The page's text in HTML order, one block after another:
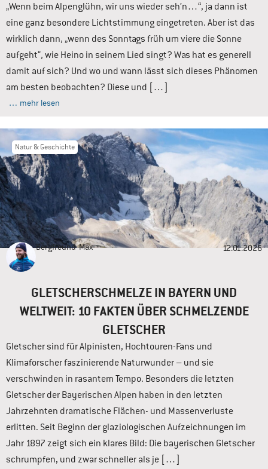
„Wenn beim Alpenglühn, wir uns wieder seh’n…“, ja dann ist
eine ganz besondere Lichtstimmung eingetreten. Aber ist das
wirklich dann, „wenn des Sonntags früh um viere die Sonne
aufgeht“, wie Heino in seinem Lied singt? Was hat es generell
damit auf sich? Und wo und wann lässt sich dieses Phänomen
am besten beobachten? Diese und […]
… mehr lesen
Natur & Geschichte
Bergfreund Max 12.01.2026
GLETSCHERSCHMELZE IN BAYERN UND
WELTWEIT: 10 FAKTEN ÜBER SCHMELZENDE
GLETSCHER
Gletscher sind für Alpinisten, Hochtouren-Fans und
Klimaforscher faszinierende Naturwunder – und sie
verschwinden in rasantem Tempo. Besonders die letzten
Gletscher der Bayerischen Alpen haben in den letzten
Jahrzehnten dramatische Flächen- und Massenverluste
erlitten. Seit Beginn der glaziologischen Aufzeichnungen im
Jahr 1897 zeigt sich ein klares Bild: Die bayerischen Gletscher
schrumpfen, und zwar schneller als je […]